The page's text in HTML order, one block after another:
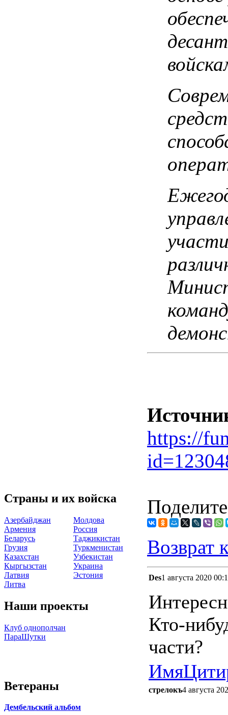
Страны и их войска
Азербайджан
Армения
Беларусь
Грузия
Казахстан
Кыргызстан
Латвия
Литва
Молдова
Россия
Таджикистан
Туркменистан
Узбекистан
Украина
Эстония
Наши проекты
Клуб однополчан
ПараШутки
Ветераны
Дембельский альбом
https://
Возврат
Des1 августа 2020
Кто-
части?
Имя
стрелокъ4 августа